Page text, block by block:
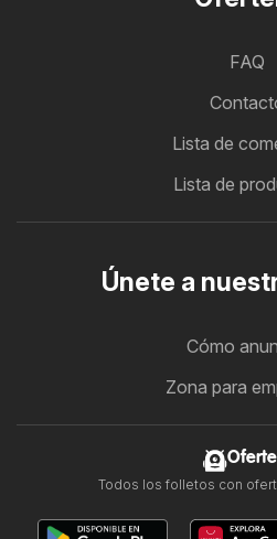
FAQ
Lista de
Lista de
Únete a
Cómo
Zona para
Todos los folletos con